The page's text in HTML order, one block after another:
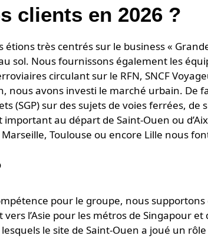
clients en 2026 ?
très centrés sur le business «
sol. Nous fournissons également les
circulant sur le RFN, SNCF
nous avons investi le marché urbain. De
(SGP) sur des sujets de voies ferrées,
important au départ de Saint-Ouen ou
Toulouse ou encore Lille nous
pour le groupe, nous
l’Asie pour les métros de Singapour
le site de Saint-Ouen a joué un